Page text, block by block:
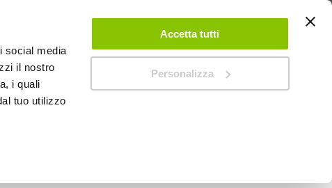
social media
il nostro
i quali
tuo utilizzo
Accetta tutti
Personalizza
CONTATTACI NEGOZI IL MIO NEGOZIO